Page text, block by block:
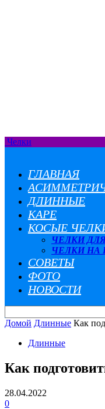
Челки
ГЛАВНАЯ
ДЛИННЫЕ
КАРЕ
КОСЫЕ
ЧЕЛКИ
ЧЕЛКИ НА
СОВЕТЫ
ФОТО
НОВОСТИ
Домой Длинные Как
Длинные
Как
28.04.2022
0